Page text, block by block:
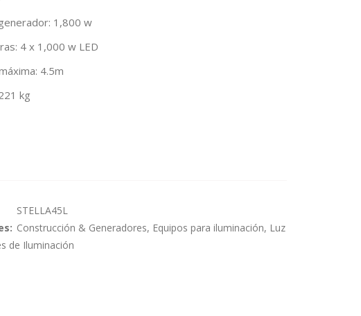
1,800 w
4 x 1,000 w LED
4.5m
kg
STELLA45L
Construcción & Generadores, Equipos para iluminación, Luz
de Iluminación